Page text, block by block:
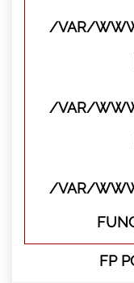
/VAR/
/VAR/
/VAR/
FP